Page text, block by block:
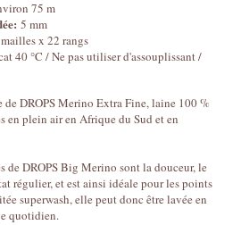
75 m
5 mm
x 22 rangs
40 °C / Ne pas utiliser d'assouplissant /
DROPS Merino Extra Fine, laine 100 %
en plein air en Afrique du Sud et en
de DROPS Big Merino sont la douceur, le
régulier, et est ainsi idéale pour les points
superwash, elle peut donc être lavée en
quotidien.